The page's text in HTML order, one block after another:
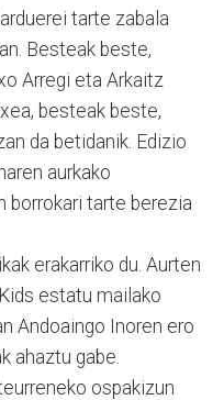
tarte zabala
Besteak beste,
Arregi eta Arkaitz
besteak beste,
da betidanik. Edizio
aurkako
borrokari tarte berezia
erakarriko du. Aurten
estatu mailako
Andoaingo Inoren ero
ahaztu gabe.
ospakizun